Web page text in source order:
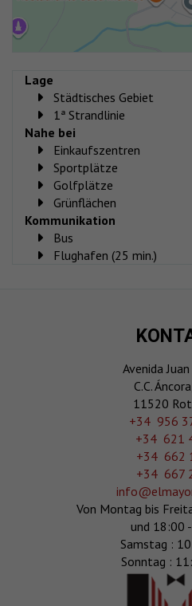
Lage
Städtisches Gebiet
1ª Strandlinie
Nahe bei
Einkaufszentren
Sportplätze
Golfplätze
Grünflächen
Kommunikation
Bus
Flughafen (25 min.)
Avenida
C.C.
11520
‎+34 956
+34 621
+34 662
+34 667
Von Montag bis
und 18:00
Samstag :
Sonntag :